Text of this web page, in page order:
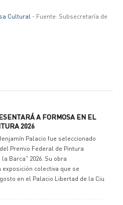
Cultural - Fuente: Subsecretaría de
A FORMOSA EN EL
2026
Palacio fue seleccionado
Premio Federal de Pintura
Barca" 2026. Su obra
colectiva que se
en el Palacio Libertad de la Ciu